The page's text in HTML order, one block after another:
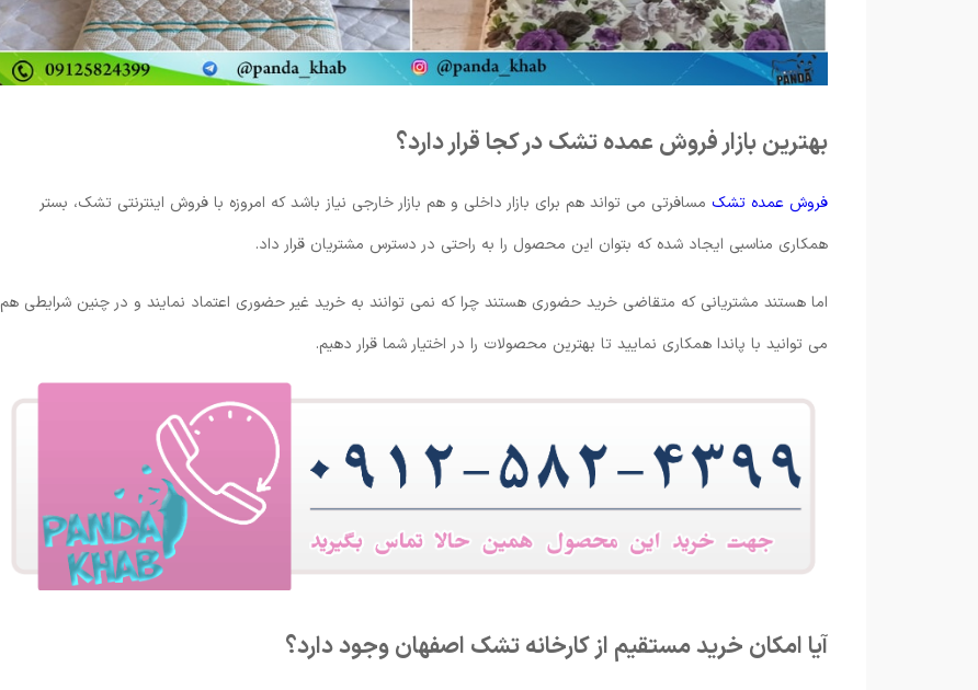
بهترین بازار فروش عمده تشک در کجا قرار دارد؟
فروش عمده تشک مسافرتی می تواند هم برای بازار داخلی و هم بازار خارجی نیاز باشد که امروزه با فروش اینترنتی تشک، بستر
همکاری مناسبی ایجاد شده که بتوان این محصول را به راحتی در دسترس مشتریان قرار داد.
اما هستند مشتریانی که متقاضی خرید حضوری هستند چرا که نمی توانند به خرید غیر حضوری اعتماد نمایند و در چنین شرایطی هم
می توانید با پاندا همکاری نمایید تا بهترین محصولات را در اختیار شما قرار دهیم.
آیا امکان خرید مستقیم از کارخانه تشک اصفهان وجود دارد؟